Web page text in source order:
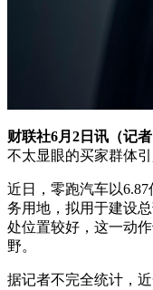
财联社6月2日讯（记者
不太显眼的买家群体
近日，零跑汽车以
务用地，拟用于建设
处位置较好，这一动
野。
据记者不完全统计，